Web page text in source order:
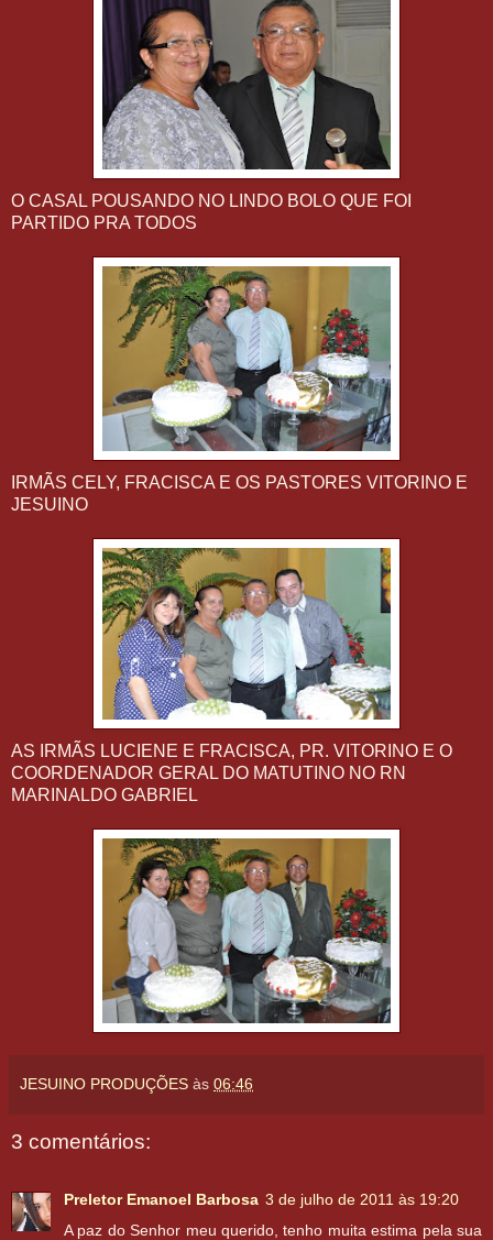
O CASAL POUSANDO NO LINDO BOLO QUE FOI
PARTIDO PRA TODOS
IRMÃS CELY, FRACISCA E OS PASTORES VITORINO E
JESUINO
AS IRMÃS LUCIENE E FRACISCA, PR. VITORINO E O
COORDENADOR GERAL DO MATUTINO NO RN
MARINALDO GABRIEL
JESUINO PRODUÇÕES às 06:46
3 comentários:
Preletor Emanoel Barbosa 3 de julho de 2011 às 19:20
A paz do Senhor meu querido, tenho muita estima pela sua